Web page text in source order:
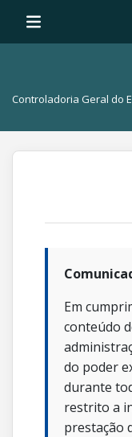
Controladoria Geral do
Em
conteúdo
do poder
durante
restrito a
prestação